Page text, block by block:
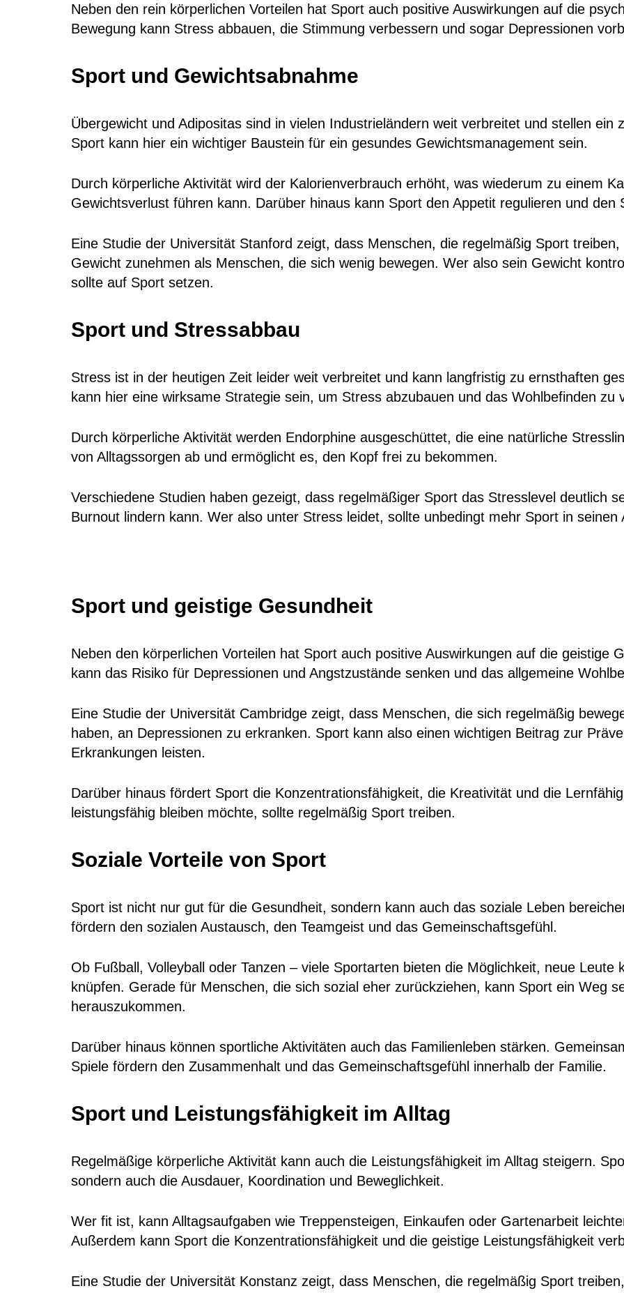
Neben den rein körperlichen Vorteilen hat Sport auch positive Auswirkungen auf die
Bewegung kann Stress abbauen, die Stimmung verbessern und sogar Depressionen
Sport und Gewichtsabnahme
Übergewicht und Adipositas sind in vielen Industrieländern weit verbreitet und stellen ein
Sport kann hier ein wichtiger Baustein für ein gesundes Gewichtsmanagement sein.
Durch körperliche Aktivität wird der Kalorienverbrauch erhöht, was wiederum zu einem
Gewichtsverlust führen kann. Darüber hinaus kann Sport den Appetit regulieren und den
Eine Studie der Universität Stanford zeigt, dass Menschen, die regelmäßig Sport
Gewicht zunehmen als Menschen, die sich wenig bewegen. Wer also sein Gewicht
sollte auf Sport setzen.
Sport und Stressabbau
Stress ist in der heutigen Zeit leider weit verbreitet und kann langfristig zu ernsthaften
kann hier eine wirksame Strategie sein, um Stress abzubauen und das Wohlbefinden zu
Durch körperliche Aktivität werden Endorphine ausgeschüttet, die eine natürliche
von Alltagssorgen ab und ermöglicht es, den Kopf frei zu bekommen.
Verschiedene Studien haben gezeigt, dass regelmäßiger Sport das Stresslevel deutlich
Burnout lindern kann. Wer also unter Stress leidet, sollte unbedingt mehr Sport in seinen
Sport und geistige Gesundheit
Neben den körperlichen Vorteilen hat Sport auch positive Auswirkungen auf die geistige
kann das Risiko für Depressionen und Angstzustände senken und das allgemeine
Eine Studie der Universität Cambridge zeigt, dass Menschen, die sich regelmäßig
haben, an Depressionen zu erkranken. Sport kann also einen wichtigen Beitrag zur
Erkrankungen leisten.
Darüber hinaus fördert Sport die Konzentrationsfähigkeit, die Kreativität und die
leistungsfähig bleiben möchte, sollte regelmäßig Sport treiben.
Soziale Vorteile von Sport
Sport ist nicht nur gut für die Gesundheit, sondern kann auch das soziale Leben
fördern den sozialen Austausch, den Teamgeist und das Gemeinschaftsgefühl.
Ob Fußball, Volleyball oder Tanzen – viele Sportarten bieten die Möglichkeit, neue Leute
knüpfen. Gerade für Menschen, die sich sozial eher zurückziehen, kann Sport ein Weg
herauszukommen.
Darüber hinaus können sportliche Aktivitäten auch das Familienleben stärken.
Spiele fördern den Zusammenhalt und das Gemeinschaftsgefühl innerhalb der Familie.
Sport und Leistungsfähigkeit im Alltag
Regelmäßige körperliche Aktivität kann auch die Leistungsfähigkeit im Alltag steigern.
sondern auch die Ausdauer, Koordination und Beweglichkeit.
Wer fit ist, kann Alltagsaufgaben wie Treppensteigen, Einkaufen oder Gartenarbeit
Außerdem kann Sport die Konzentrationsfähigkeit und die geistige Leistungsfähigkeit
Eine Studie der Universität Konstanz zeigt, dass Menschen, die regelmäßig Sport